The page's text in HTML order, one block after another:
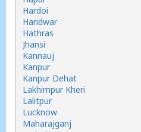
Hardoi
Haridwar
Hathras
Jhansi
Kannauj
Kanpur
Kanpur Dehat
Lakhimpur Kheri
Lalitpur
Lucknow
Maharajganj